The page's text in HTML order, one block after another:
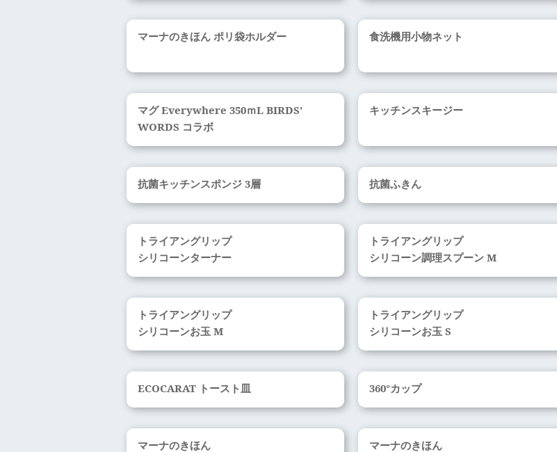
マーナのきほん ポリ袋ホルダー 食洗機用小物ネット
マグ Everywhere 350ｍL BIRDS'
WORDS コラボ
キッチンスキージー
抗菌キッチンスポンジ 3層 抗菌ふきん
トライアングリップ
シリコーンターナー
トライアングリップ
シリコーン調理スプーン M
トライアングリップ
シリコーンお玉 M
トライアングリップ
シリコーンお玉 S
ECOCARAT トースト皿 360°カップ
マーナのきほん マーナのきほん